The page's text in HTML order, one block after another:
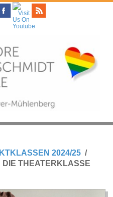
2024/25
DIE THEATERKLASSE